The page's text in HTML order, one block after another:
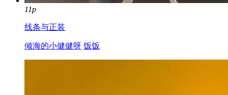
11p
线条与正装
倾海的小健健呀 饭饭